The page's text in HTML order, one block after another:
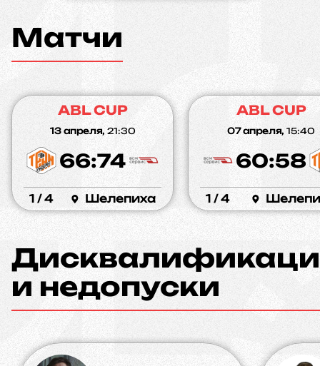
Матчи
ABL CUP
13 апреля, 21:30
66:74
1 / 4 Шелепиха
ABL CUP
07 апреля, 15:40
60:58
1 / 4
и недопуски